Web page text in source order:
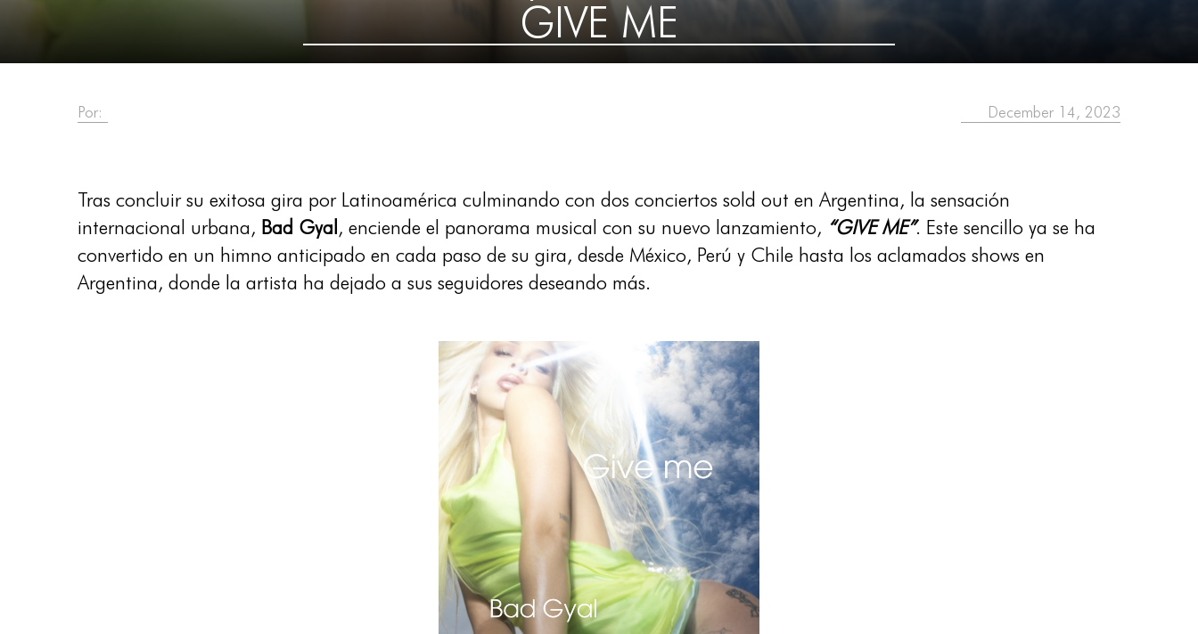
GIVE ME
Por: December 14, 2023
Tras concluir su exitosa gira por Latinoamérica culminando con dos conciertos sold out en Argentina, la sensación
internacional urbana, Bad Gyal , enciende el panorama musical con su nuevo lanzamiento, “GIVE ME”. Este sencillo ya se ha
convertido en un himno anticipado en cada paso de su gira, desde México, Perú y Chile hasta los aclamados shows en
Argentina, donde la artista ha dejado a sus seguidores deseando más.